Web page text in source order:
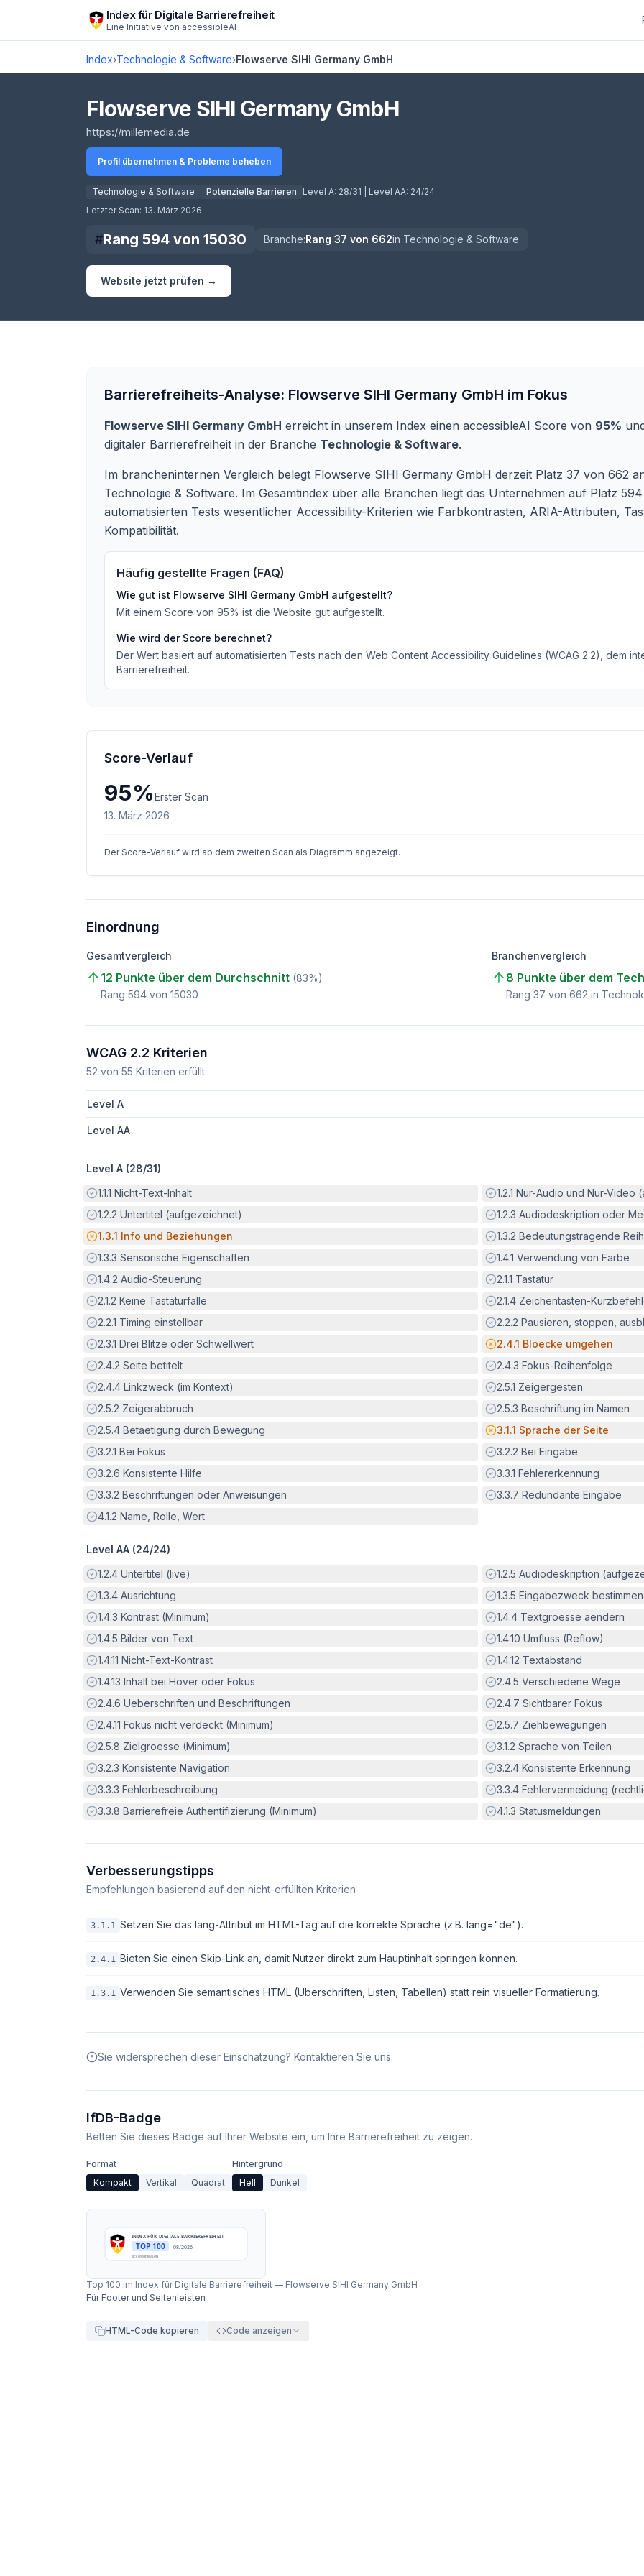
Zum Hauptinhalt springenIndex für Digitale Barrierefreiheit
Eine Initiative von accessibleAI
Index›Technologie & Software›Flowserve SIHI Germany GmbH
Score lädt
Flowserve SIHI Germany GmbH
https://millemedia.de
Profil übernehmen & Probleme beheben
Technologie & Software Potenzielle Barrieren Level A: 28/31 | Level AA: 24/24
Letzter Scan: 13. März 2026
#Rang 594 von 15030 Branche:Rang 37 von 662in Technologie & Software
Website jetzt prüfen →
Barrierefreiheits-Analyse: Flowserve SIHI Germany GmbH im Fokus
Flowserve SIHI Germany GmbH erreicht in unserem Index einen accessibleAI Score von 95%
digitaler Barrierefreiheit in der Branche Technologie & Software.
Im brancheninternen Vergleich belegt Flowserve SIHI Germany GmbH derzeit Platz 37 von 662
Technologie & Software. Im Gesamtindex über alle Branchen liegt das Unternehmen auf Platz
automatisierten Tests wesentlicher Accessibility-Kriterien wie Farbkontrasten, ARIA-Attributen,
Kompatibilität.
Häufig gestellte Fragen (FAQ)
Wie gut ist Flowserve SIHI Germany GmbH aufgestellt?
Mit einem Score von 95% ist die Website gut aufgestellt.
Wie wird der Score berechnet?
Der Wert basiert auf automatisierten Tests nach den Web Content Accessibility Guidelines (WCAG 2.2), dem
Barrierefreiheit.
Score-Verlauf
95%Erster Scan
13. März 2026
Der Score-Verlauf wird ab dem zweiten Scan als Diagramm angezeigt.
Einordnung
Gesamtvergleich
12 Punkte über dem Durchschnitt (83%)
Rang 594 von 15030
Branchenvergleich
8 Punkte über dem
Rang 37 von 662 in
WCAG 2.2 Kriterien
52 von 55 Kriterien erfüllt
Level A
Level AA
Level A (28/31)
Erfüllt:
1.1.1 Nicht-Text-Inhalt Erfüllt:
1.2.1 Nur-Audio und Nur-Video
Erfüllt:
1.2.2 Untertitel (aufgezeichnet) Erfüllt:
1.2.3 Audiodeskription oder
Potenzielle Barriere:
1.3.1 Info und Beziehungen Erfüllt:
1.3.2 Bedeutungstragende
Erfüllt:
1.3.3 Sensorische Eigenschaften Erfüllt:
1.4.1 Verwendung von Farbe
Erfüllt:
1.4.2 Audio-Steuerung Erfüllt:
2.1.1 Tastatur
Erfüllt:
2.1.2 Keine Tastaturfalle Erfüllt:
2.1.4 Zeichentasten-
Erfüllt:
2.2.1 Timing einstellbar Erfüllt:
2.2.2 Pausieren, stoppen,
Erfüllt:
2.3.1 Drei Blitze oder Schwellwert Potenzielle Barriere:
2.4.1 Bloecke umgehen
Erfüllt:
2.4.2 Seite betitelt Erfüllt:
2.4.3 Fokus-Reihenfolge
Erfüllt:
2.4.4 Linkzweck (im Kontext) Erfüllt:
2.5.1 Zeigergesten
Erfüllt:
2.5.2 Zeigerabbruch Erfüllt:
2.5.3 Beschriftung im Namen
Erfüllt:
2.5.4 Betaetigung durch Bewegung Potenzielle Barriere:
3.1.1 Sprache der Seite
Erfüllt:
3.2.1 Bei Fokus Erfüllt:
3.2.2 Bei Eingabe
Erfüllt:
3.2.6 Konsistente Hilfe Erfüllt:
3.3.1 Fehlererkennung
Erfüllt:
3.3.2 Beschriftungen oder Anweisungen Erfüllt:
3.3.7 Redundante Eingabe
Erfüllt:
4.1.2 Name, Rolle, Wert
Level AA (24/24)
Erfüllt:
1.2.4 Untertitel (live) Erfüllt:
1.2.5 Audiodeskription
Erfüllt:
1.3.4 Ausrichtung Erfüllt:
1.3.5 Eingabezweck bestimmen
Erfüllt:
1.4.3 Kontrast (Minimum) Erfüllt:
1.4.4 Textgroesse aendern
Erfüllt:
1.4.5 Bilder von Text Erfüllt:
1.4.10 Umfluss (Reflow)
Erfüllt:
1.4.11 Nicht-Text-Kontrast Erfüllt:
1.4.12 Textabstand
Erfüllt:
1.4.13 Inhalt bei Hover oder Fokus Erfüllt:
2.4.5 Verschiedene Wege
Erfüllt:
2.4.6 Ueberschriften und Beschriftungen Erfüllt:
2.4.7 Sichtbarer Fokus
Erfüllt:
2.4.11 Fokus nicht verdeckt (Minimum) Erfüllt:
2.5.7 Ziehbewegungen
Erfüllt:
2.5.8 Zielgroesse (Minimum) Erfüllt:
3.1.2 Sprache von Teilen
Erfüllt:
3.2.3 Konsistente Navigation Erfüllt:
3.2.4 Konsistente Erkennung
Erfüllt:
3.3.3 Fehlerbeschreibung Erfüllt:
3.3.4 Fehlervermeidung
Erfüllt:
3.3.8 Barrierefreie Authentifizierung (Minimum) Erfüllt:
4.1.3 Statusmeldungen
Verbesserungstipps
Empfehlungen basierend auf den nicht-erfüllten Kriterien
3.1.1 Setzen Sie das lang-Attribut im HTML-Tag auf die korrekte Sprache (z.B. lang="de").
2.4.1 Bieten Sie einen Skip-Link an, damit Nutzer direkt zum Hauptinhalt springen können.
1.3.1 Verwenden Sie semantisches HTML (Überschriften, Listen, Tabellen) statt rein visueller Formatierung.
Sie widersprechen dieser Einschätzung? Kontaktieren Sie uns.
IfDB-Badge
Betten Sie dieses Badge auf Ihrer Website ein, um Ihre Barrierefreiheit zu zeigen.
Format
Kompakt
Vertikal Quadrat
Hintergrund
Hell
Dunkel
INDEX FÜR DIGITALE BARRIEREFREIHEIT
TOP 100 08/2026
accessibleai.eu
Top 100 im Index für Digitale Barrierefreiheit — Flowserve SIHI Germany GmbH
Für Footer und Seitenleisten
HTML-Code kopieren Code anzeigen